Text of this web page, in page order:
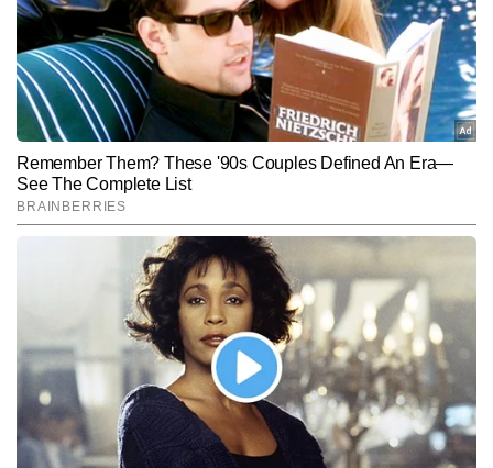
नए एंगल तलाश करना और रीडर्स की रुचि के अनुसार कॉपी लिखने पर फोकस रहता
है। शेयर बाजार में खास रुचि है और इससे जुड़ी रियल टाइम खबरें कम समय में
लगाने में विशेषज्ञता है। मीडिया में काम करने का 8 वर्षों का अनुभव है, जिसमें
गुडरिटर्न्स और शेयर मंथन वेबसाइटों के अलावा निवेश मंथन पत्रिका में भी काम
किया है। दिल्ली यूनिवर्सिटी से हिंदी पत्रकारिता में ग्रेजुएशन के बाद आईआईएमसी,
नई दिल्ली से रेडियो एंव टेलीविजन में पोस्ट ग्रेजुएशन की है। ग्रेजुएशन के दौरान
सहारा समय और सिटी न्यूज में इंटर्नशिप के साथ-साथ अखबार और वेबसाइट के
क्रिकेट में रुचि है। बिजनेस के अलावा खेल जगत और इंटरनेशनल खबरों में भी रुचि
है।<br></p>
Follow Us:
Subscribe to our daily Newsletter!
SUBMIT